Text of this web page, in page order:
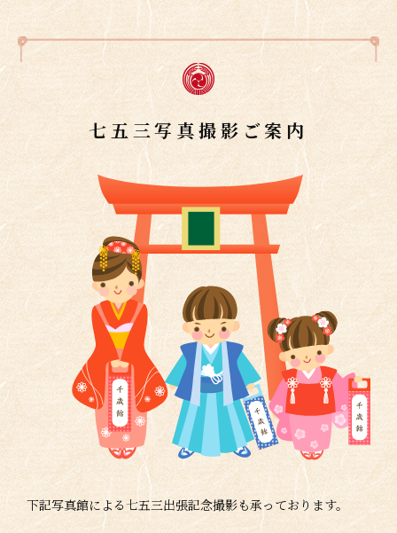
七五三写真撮影ご案内
下記写真館による七五三出張記念撮影も承っております。